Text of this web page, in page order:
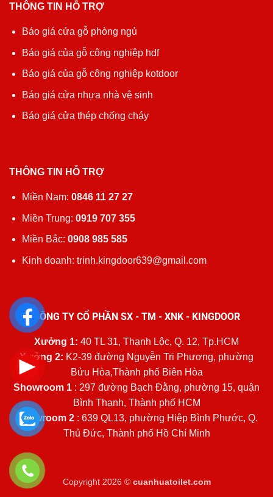
THÔNG TIN HỖ TRỢ
Báo giá cửa gỗ phòng ngủ
Báo giá của gỗ công nghiệp hdf
Báo giá của gỗ công nghiệp kotdoor
Báo giá cửa nhựa nhà vệ sinh
Báo giá cửa thép chống cháy
THÔNG TIN HỖ TRỢ
Miền Nam: 0846 11 27 27
Miền Trung: 0919 707 355
Miền Bắc: 0908 985 585
Kinh doanh: trinh.kingdoor639@gmail.com
CÔNG TY CỔ PHẦN SX - TM - XNK - KINGDOOR
Xưởng 1: 40 TL 31, Thạnh Lộc, Q. 12, Tp.HCM
Xưởng 2: K2-39 đường Nguyễn Tri Phương, phường
Bửu Hòa,Thành phố Biên Hòa
Showroom 1 : 297 đường Bạch Đằng, phường 15, quận
Bình Thạnh, Thành phố HCM
Showroom 2: 639 QL13, phường Hiệp Bình Phước, Q.
Thủ Đức, Thành phố Hồ Chí Minh
Copyright 2026 © cuanhuatoilet.com